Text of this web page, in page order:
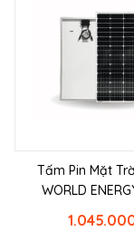
Tấm Pin Mặt
WORLD